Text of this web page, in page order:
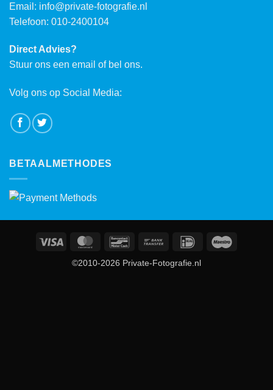
Email: info@private-fotografie.nl
Telefoon: 010-2400104
Direct Advies?
Stuur ons een email of bel ons.
Volg ons op Social Media:
BETAALMETHODES
Visa MasterCardBancontactBank
IDeal
©2010-2026 Private-Fotografie.nl